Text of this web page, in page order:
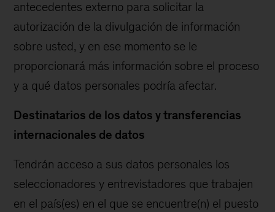
antecedentes externo para solicitar la
autorización de la divulgación de información
sobre usted, y en ese momento se le
proporcionará más información sobre el proceso
y a qué datos personales podría afectar.
Destinatarios de los datos y transferencias
internacionales de datos
Tendrán acceso a sus datos personales los
seleccionadores y entrevistadores que trabajen
en el país(es) en el que se encuentre(n) el puesto